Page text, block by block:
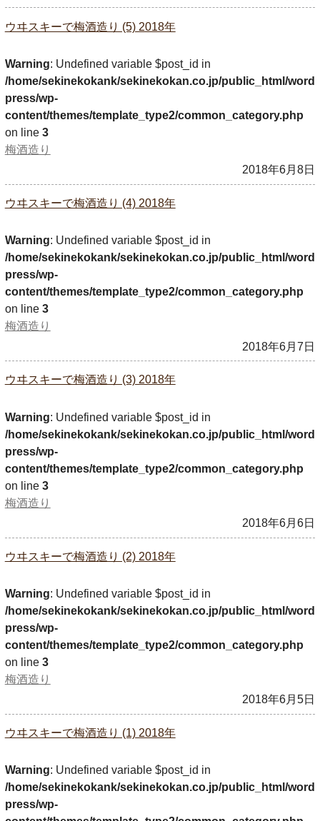
ウヰスキーで梅酒造り (5) 2018年
Warning: Undefined variable $post_id in
/home/sekinekokank/sekinekokan.co.jp/public_html/word
press/wp-
content/themes/template_type2/common_category.php
on line 3
梅酒造り
2018年6月8日
ウヰスキーで梅酒造り (4) 2018年
Warning: Undefined variable $post_id in
/home/sekinekokank/sekinekokan.co.jp/public_html/word
press/wp-
content/themes/template_type2/common_category.php
on line 3
梅酒造り
2018年6月7日
ウヰスキーで梅酒造り (3) 2018年
Warning: Undefined variable $post_id in
/home/sekinekokank/sekinekokan.co.jp/public_html/word
press/wp-
content/themes/template_type2/common_category.php
on line 3
梅酒造り
2018年6月6日
ウヰスキーで梅酒造り (2) 2018年
Warning: Undefined variable $post_id in
/home/sekinekokank/sekinekokan.co.jp/public_html/word
press/wp-
content/themes/template_type2/common_category.php
on line 3
梅酒造り
2018年6月5日
ウヰスキーで梅酒造り (1) 2018年
Warning: Undefined variable $post_id in
/home/sekinekokank/sekinekokan.co.jp/public_html/word
press/wp-